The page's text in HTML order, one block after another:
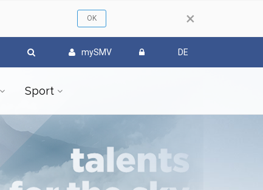
×
mySMV DE
Sport